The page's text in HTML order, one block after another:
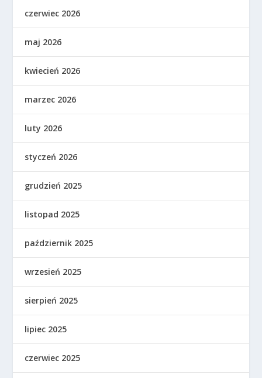
czerwiec 2026
maj 2026
kwiecień 2026
marzec 2026
luty 2026
styczeń 2026
grudzień 2025
listopad 2025
październik 2025
wrzesień 2025
sierpień 2025
lipiec 2025
czerwiec 2025